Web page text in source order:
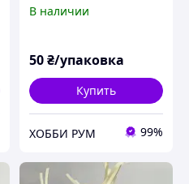
50гр. белая
В наличии
50₴/упаковка
Купить
ХОББИ РУМ 99%